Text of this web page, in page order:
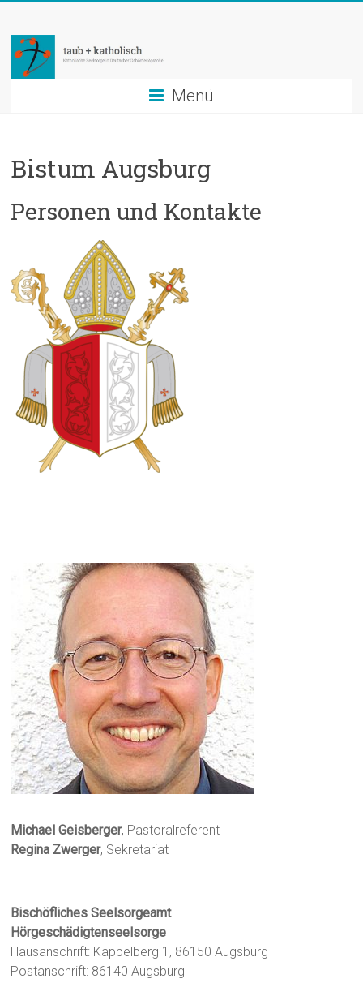
springen
taub
+
katholisch
in
Gebärdensprache
Menü
Bistum Augsburg
Personen und Kontakte
Michael Geisberger, Pastoralreferent
Regina Zwerger, Sekretariat
Bischöfliches Seelsorgeamt
Hörgeschädigtenseelsorge
Hausanschrift: Kappelberg 1, 86150 Augsburg
Postanschrift: 86140 Augsburg